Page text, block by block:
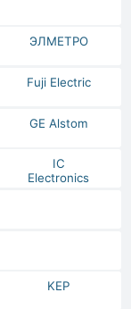
ЭЛМЕТРО
Fuji Electric
GE Alstom
IC
Electronics
KEP